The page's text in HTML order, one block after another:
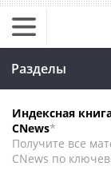
Разделы
Индексная
CNews*
Получите все
CNews по